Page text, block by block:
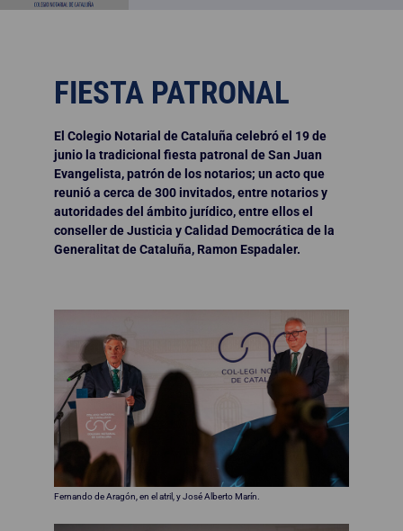
FIESTA PATRONAL
El Colegio Notarial de Cataluña celebró el 19 de
junio la tradicional fiesta patronal de San Juan
Evangelista, patrón de los notarios; un acto que
reunió a cerca de 300 invitados, entre notarios y
autoridades del ámbito jurídico, entre ellos el
conseller de Justicia y Calidad Democrática de la
Generalitat de Cataluña, Ramon Espadaler.
Fernando de Aragón, en el atril, y José Alberto Marín.